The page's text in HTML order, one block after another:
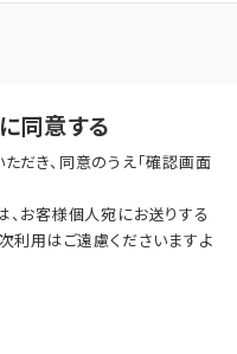
同意する
だき、同意のうえ「確認画面
お客様個人宛にお送りする
利用はご遠慮くださいますよ